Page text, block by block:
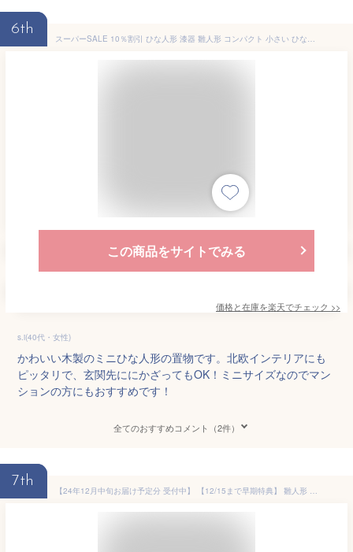
6th
スーパーSALE 10％割引 ひな人形 漆器 雛人形 コンパクト 小さい ひな祭り 飾り 置物 雛祭り ひなまつり 人形 雑貨 玄関 リビング 飾り おしゃれ ひな祭り コンパクト収納飾り 道具 ミニチュア 木製 木彫り
この商品をサイトでみる
価格と在庫を楽天でチェック >>
s.i(40代・女性)
かわいい木製のミニひな人形の置物です。北欧インテリアにも
ピッタリで、玄関先ににかざってもOK！ミニサイズなのでマン
ションの方にもおすすめです！
全てのおすすめコメント（2件）
7th
【24年12月中旬お届け予定分 受付中】 【12/15まで早期特典】 雛人形 木製 コンパクト 壁掛け おしゃれ 親王 モダン お雛様 ひな人形 雛 飾り おひなさま 内裏様 お雛様 かわいい ひな祭り 人形 小さい 木 マンション 今どき ミニ 【クムキ 色 〜いろ〜 円形台座 雛飾り】